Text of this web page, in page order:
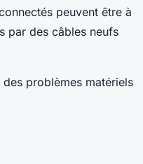
peuvent être à
par des câbles neufs
problèmes matériels